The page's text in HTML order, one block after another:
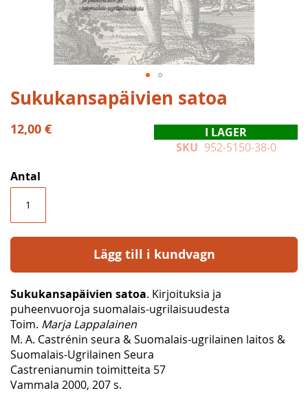
Hoppa
till
början
av
Sukukansapäivien satoa
12,00 €
I LAGER
SKU 952-5150-38-0
Antal
Lägg till i kundvagn
Sukukansapäivien satoa. Kirjoituksia ja
puheenvuoroja suomalais-ugrilaisuudesta
Toim. Marja Lappalainen
M. A. Castrénin seura & Suomalais-ugrilainen laitos &
Suomalais-Ugrilainen Seura
Castrenianumin toimitteita 57
Vammala 2000, 207 s.